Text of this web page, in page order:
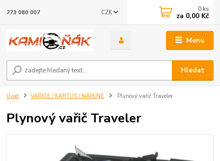
Menu
CZK
Hledat
773 080 007 0 ks
za 0,00 Kč
Úvod VAŘIČE / KARTUŠ / NÁPLNĚ Plynový vařič Traveler
Plynový vařič Traveler